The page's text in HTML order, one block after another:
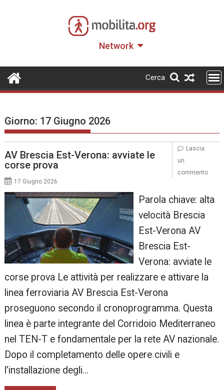
Network
Cerca
Giorno: 17 Giugno 2026
AV Brescia Est-Verona: avviate le
corse prova
17 Giugno 2026
Parola chiave: alta
velocità Brescia
Est-Verona AV
Brescia Est-
Verona: avviate le
corse prova Le attività per realizzare e attivare la
linea ferroviaria AV Brescia Est-Verona
proseguono secondo il cronoprogramma. Questa
linea è parte integrante del Corridoio Mediterraneo
nel TEN-T e fondamentale per la rete AV nazionale.
Dopo il completamento delle opere civili e
l’installazione degli…
Lascia
un
commento